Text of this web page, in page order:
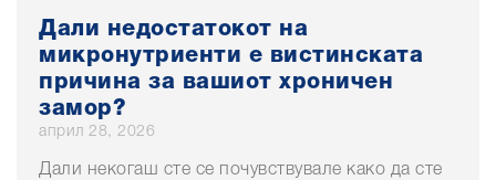
Дали недостатокот на
микронутриенти е вистинската
причина за вашиот хроничен
замор?
април 28, 2026
Дали некогаш сте се почувствувале како да сте